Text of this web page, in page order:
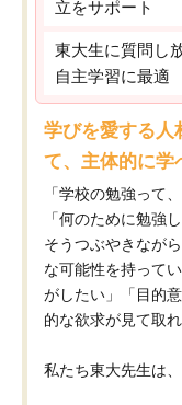
立をサポート
東大生に質問し
自主学習に最適
学びを愛する人
て、主体的に学
「学校の勉強って
「何のために勉強
そうつぶやきなが
な可能性を持って
がしたい」「目的
的な欲求が見て取れ
私たち東大先生は、